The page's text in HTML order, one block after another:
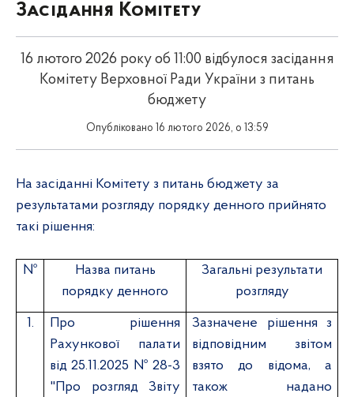
Засідання Комітету
16 лютого 2026 року об 11:00 відбулося засідання
Комітету Верховної Ради України з питань
бюджету
Опубліковано 16 лютого 2026, о 13:59
На засіданні Комітету з питань бюджету за
результатами розгляду порядку денного прийнято
такі рішення:
№
Назва питань
порядку денного
Загальні результати
розгляду
1.
Про рішення
Рахункової палати
від 25.11.2025 № 28-3
"Про розгляд Звіту
Зазначене рішення з
відповідним звітом
взятодо відома, а
також надано